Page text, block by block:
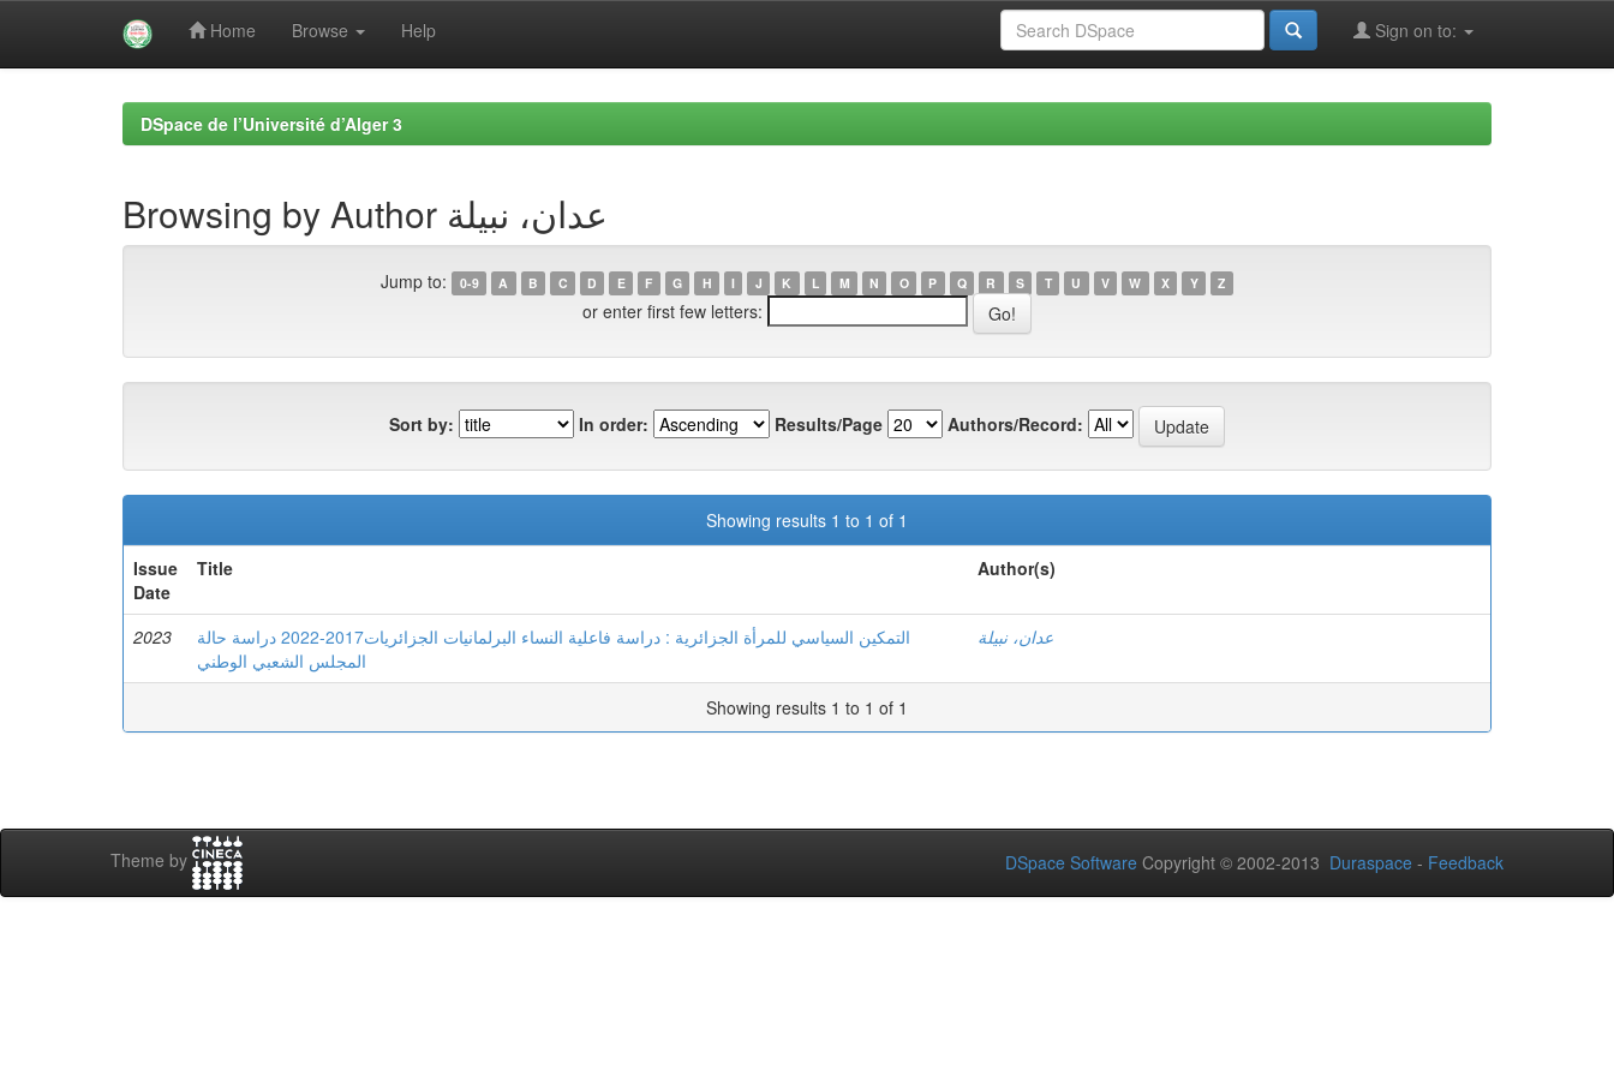
Home Browse Help Sign on to:
DSpace de l’Université d’Alger 3
Browsing by Author عدان، نبيلة
Jump to: 0-9 A B C D E F G H I J K L M N O P Q R S T U V W X Y Z
or enter first few letters:
Sort by: In order: Results/Page Authors/Record:
Showing results 1 to 1 of 1
Issue
Date
Title Author(s)
2023
التمكين السياسي للمرأة الجزائرية : دراسة فاعلية النساء البرلمانيات الجزائريات2017-2022 دراسة حالة
المجلس الشعبي الوطني
عدان، نبيلة
Showing results 1 to 1 of 1
Theme by DSpace Software Copyright © 2002-2013 Duraspace - Feedback